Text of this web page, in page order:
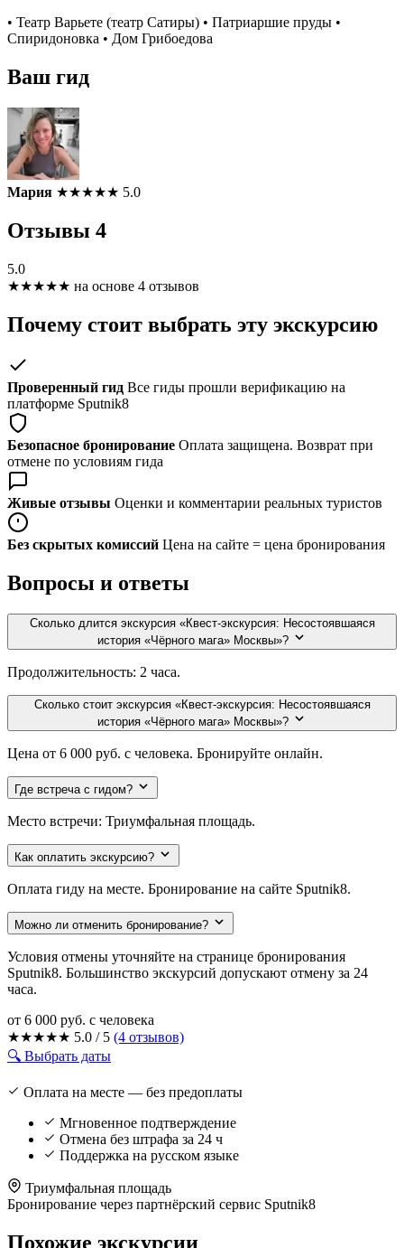
• Театр Варьете (театр Сатиры) • Патриаршие пруды •
Спиридоновка • Дом Грибоедова
Ваш гид
Мария ★★★★★ 5.0
Отзывы 4
5.0
★★★★★ на основе 4 отзывов
Почему стоит выбрать эту экскурсию
Проверенный гид Все гиды прошли верификацию на
платформе Sputnik8
Безопасное бронирование Оплата защищена. Возврат при
отмене по условиям гида
Живые отзывы Оценки и комментарии реальных туристов
Без скрытых комиссий Цена на сайте = цена бронирования
Вопросы и ответы
Сколько длится экскурсия «Квест-экскурсия: Несостоявшаяся
история «Чёрного мага» Москвы»?
Продолжительность: 2 часа.
Сколько стоит экскурсия «Квест-экскурсия: Несостоявшаяся
история «Чёрного мага» Москвы»?
Цена от 6 000 руб. с человека. Бронируйте онлайн.
Где встреча с гидом?
Место встречи: Триумфальная площадь.
Как оплатить экскурсию?
Оплата гиду на месте. Бронирование на сайте Sputnik8.
Можно ли отменить бронирование?
Условия отмены уточняйте на странице бронирования
Sputnik8. Большинство экскурсий допускают отмену за 24
часа.
от 6 000 руб. с человека
★★★★★ 5.0 / 5 (4 отзывов)
🔍 Выбрать даты
Оплата на месте — без предоплаты
Мгновенное подтверждение
Отмена без штрафа за 24 ч
Поддержка на русском языке
Триумфальная площадь
Бронирование через партнёрский сервис Sputnik8
Похожие экскурсии